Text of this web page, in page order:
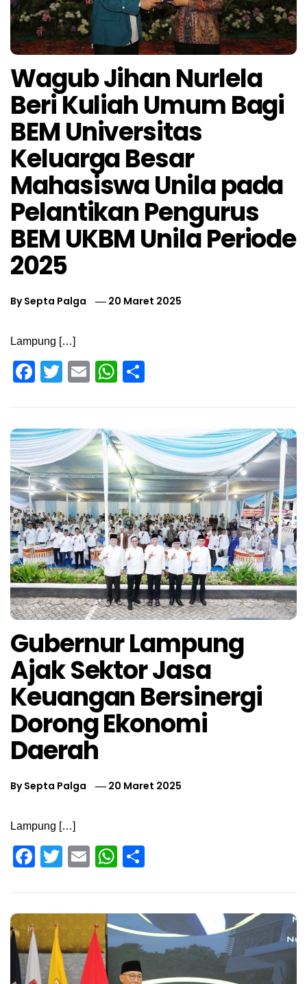
Wagub Jihan Nurlela
Beri Kuliah Umum Bagi
BEM Universitas
Keluarga Besar
Mahasiswa Unila pada
Pelantikan Pengurus
BEM UKBM Unila Periode
2025
BySepta Palga 20 Maret 2025
Lampung […]
Facebook
Twitter
EmailWhatsApp
Gubernur Lampung
Ajak Sektor Jasa
Keuangan Bersinergi
Dorong Ekonomi
Daerah
BySepta Palga 20 Maret 2025
Lampung […]
Facebook
Twitter
EmailWhatsApp